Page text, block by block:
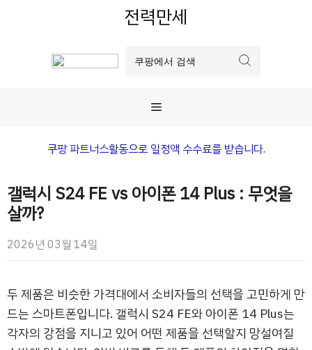
전력만세
메
뉴
쿠팡 파트너스활동으로 일정액 수수료를 받습니다.
갤럭시 S24 FE vs 아이폰 14 Plus : 무엇을
살까?
2026년 03월 14일
두 제품은 비슷한 가격대에서 소비자들의 선택을 고민하게 만
드는 스마트폰입니다. 갤럭시 S24 FE와 아이폰 14 Plus는
각자의 강점을 지니고 있어 어떤 제품을 선택할지 망설여질